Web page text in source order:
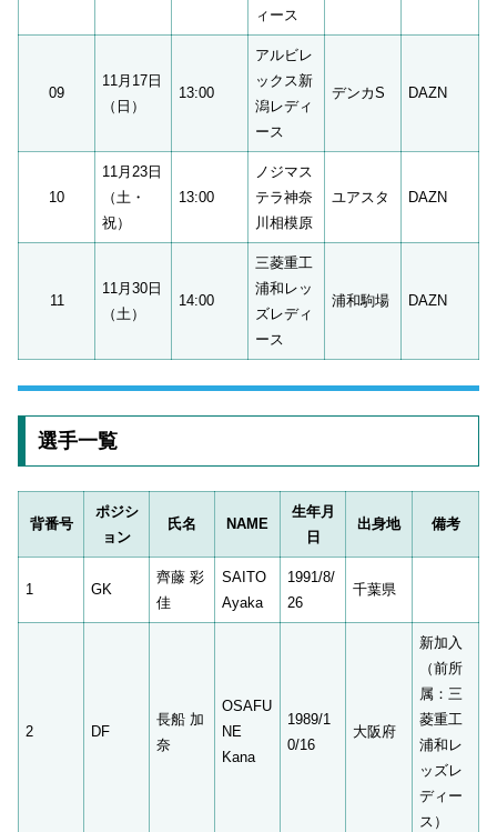
ィース
09
11月17日
（日）
13:00
アルビレ
ックス新
潟レディ
ース
デンカS DAZN
10
11月23日
（土・
祝）
13:00
ノジマス
テラ神奈
川相模原
ユアスタ DAZN
11
11月30日
（土）
14:00
三菱重工
浦和レッ
ズレディ
ース
浦和駒場 DAZN
選手一覧
背番号
ポジシ
ョン
氏名 NAME
生年月
日
出身地 備考
1 GK
齊藤 彩
佳
SAITO
Ayaka
1991/8/
26
千葉県
2 DF
長船 加
奈
OSAFU
NE
Kana
1989/1
0/16
大阪府
新加入
（前所
属：三
菱重工
浦和レ
ッズレ
ディー
ス）